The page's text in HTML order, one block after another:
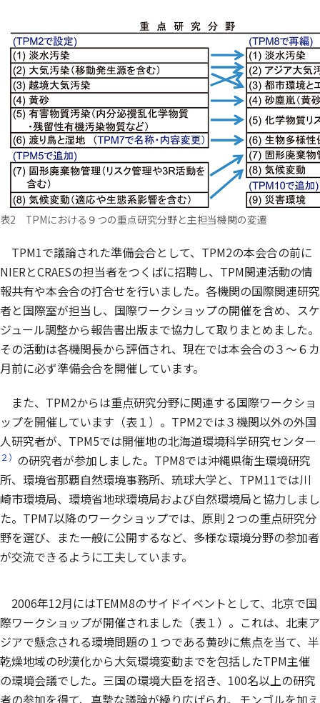
表2 TPMにおける９つの重点研究分野と主担当機関の変遷
TPM1で議論された準備会合として、TPM2の本会合の前に
NIERとCRAESの担当者をつくばに招聘し、TPM関連活動の情
報共有や本会合の打合せを行いました。各機関の国際関連研究
者と国際室が担当し、国際ワークショップの開催を含め、スケ
ジュール調整から報告書出版まで協力して取りまとめました。
その活動は各機関長から評価され、現在では本会合の３～６カ
月前に必ず準備会合を開催しています。
また、TPM2からは重点研究分野に関連する国際ワークショ
ップを開催しています（表１）。TPM2では３機関以外の外国
人研究者が、TPM5では開催地の北海道環境科学研究センター
２） の研究者が参加しました。TPM8では沖縄県衛生環境研究
所、環境省那覇自然環境事務所、琉球大学と、TPM11では川
崎市環境局、環境省地球環境局および自然環境局と協力しまし
た。TPM7以降のワークショップでは、原則２つの重点研究分
野を選び、また一般に公開するなど、多様な環境分野の参加者
が交流できるように工夫しています。
2006年12月にはTEMM8のサイドイベントとして、北京で国
際ワークショップが開催されました（表１）。これは、北東ア
ジアで懸念される環境問題の１つである黄砂に焦点を当て、半
乾燥地域の砂漠化から大気環境変動までを包括したTPM主催
の環境会議でした。三国の環境大臣を招き、100名以上の研究
者の参加を得て、真摯な議論が繰り広げられ、モンゴルを加え